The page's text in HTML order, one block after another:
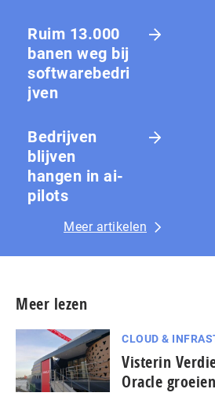
Ruim 13.000
banen weg bij
softwarebedri
jven
Bedrijven
blijven
hangen in ai-
pilots
Meer artikelen
Meer lezen
CLOUD &
Visterin
Oracle